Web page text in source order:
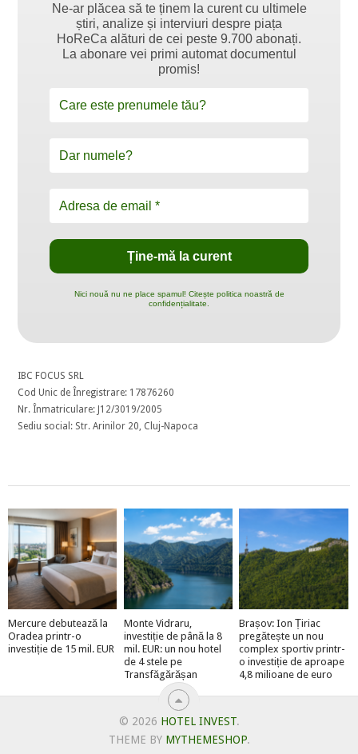
Ne-ar plăcea să te ținem la curent cu ultimele
știri, analize și interviuri despre piața
HoReCa alături de cei peste 9.700 abonați.
La abonare vei primi automat documentul
promis!
Nici nouă nu ne place spamul! Citește politica noastră de
confidențialitate.
IBC FOCUS SRL
Cod Unic de Înregistrare: 17876260
Nr. Înmatriculare: J12/3019/2005
Sediu social: Str. Arinilor 20, Cluj-Napoca
Mercure debutează la
Oradea printr-o
investiție de 15 mil. EUR
Monte Vidraru,
investiție de până la 8
mil. EUR: un nou hotel
de 4 stele pe
Transfăgărășan
Brașov: Ion Țiriac
pregătește un nou
complex sportiv printr-
o investiție de aproape
4,8 milioane de euro
© 2026 HOTEL INVEST.
THEME BY MYTHEMESHOP.